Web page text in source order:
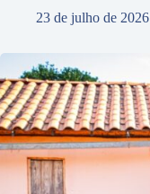
23 de julho de 2026